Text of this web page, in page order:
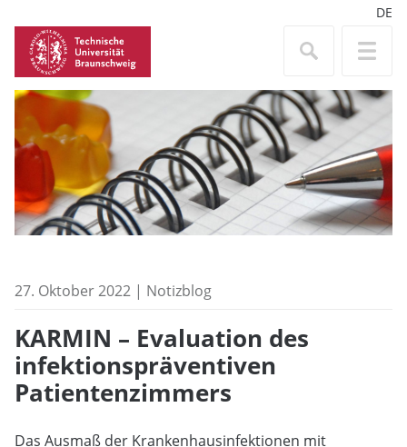
DE
27. Oktober 2022 | Notizblog
KARMIN – Evaluation des
infektionspräventiven
Patientenzimmers
Das Ausmaß der Krankenhausinfektionen mit